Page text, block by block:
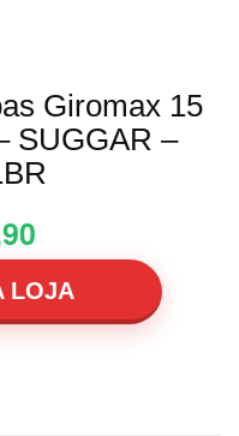
Giromax 15
SUGGAR –
LOJA